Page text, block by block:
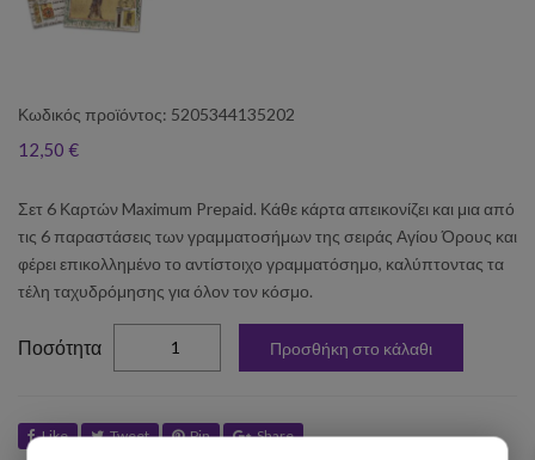
Κωδικός προϊόντος: 5205344135202
12,50 €
Σετ 6 Καρτών Maximum Prepaid. Κάθε κάρτα απεικονίζει και μια από
τις 6 παραστάσεις των γραμματοσήμων της σειράς Αγίου Όρους και
φέρει επικολλημένο το αντίστοιχο γραμματόσημο, καλύπτοντας τα
τέλη ταχυδρόμησης για όλον τον κόσμο.
Ποσότητα Προσθήκη στο κάλαθι
Like Tweet Pin Share